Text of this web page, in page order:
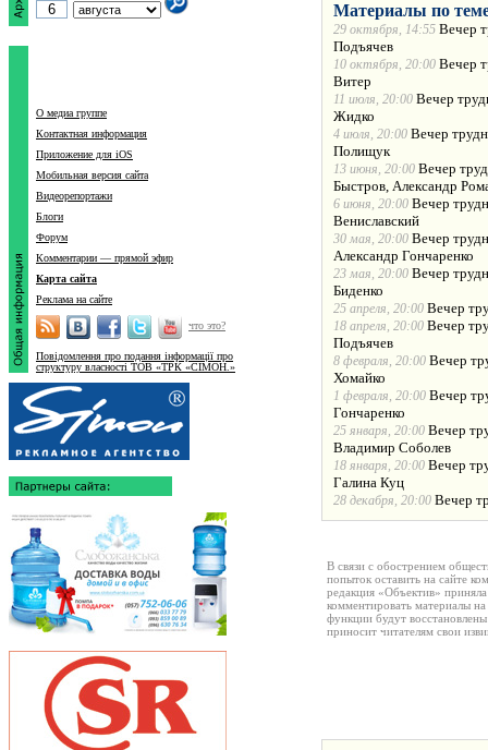
Материалы по
29 октября, 14:55 Вечер
Подъячев
10 октября, 20:00 Вечер
Витер
11 июля, 20:00 Вечер
Жидко
4 июля, 20:00 Вечер
Полищук
13 июня, 20:00 Вечер
Быстров, Александр
6 июня, 20:00 Вечер
Вениславский
30 мая, 20:00 Вечер
Александр Гончаренко
23 мая, 20:00 Вечер
Биденко
25 апреля, 20:00 Вечер
18 апреля, 20:00 Вечер
Подъячев
8 февраля, 20:00 Вечер
Хомайко
1 февраля, 20:00 Вечер
Гончаренко
25 января, 20:00 Вечер
Владимир Соболев
18 января, 20:00 Вечер
Галина Куц
28 декабря, 20:00 Вечер
В связи с обострением
попыток оставить на сайте
редакция «Объектив»
комментировать материалы
функции будут
приносит читателям свои
О медиа группе
Контактная информация
Приложение для iOS
Мобильная версия сайта
Видеорепортажи
Блоги
Форум
Комментарии — прямой эфир
Карта сайта
Реклама на сайте
что это?
Повідомлення про подання інформації про
структуру власності ТОВ «ТРК «СІМОН.»